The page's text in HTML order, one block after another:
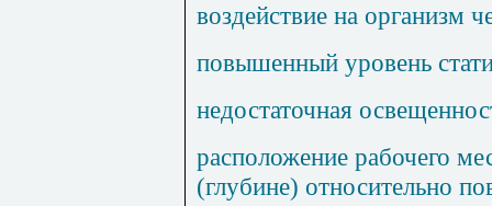
воздействие на организм
повышенный уровень
недостаточная
расположение рабочего
(глубине) относительно